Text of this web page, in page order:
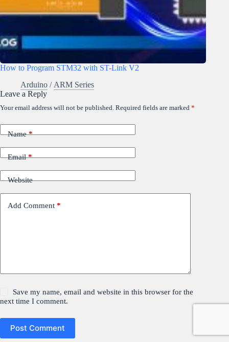
How to Program STM32 with ST-Link V2
Arduino / ARM Series
Leave a Reply
Your email address will not be published. Required fields are marked *
Name*
Email*
Website
Add Comment *
Save my name, email and website in this browser for the
next time I comment.
Post Comment